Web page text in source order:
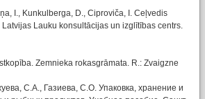
I., Kunkulberga, D., Ciproviča, I. Ceļvedis
Lauku konsultācijas un izglītības centrs.
Zemnieka rokasgrāmata. R.: Zvaigzne
С.А., Газиева, С.О. Упаковка, хранение и